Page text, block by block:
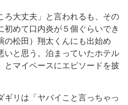
大丈夫」と言われるも、その
初めて口内炎が５個ぐらいでき
の松田）翔太くんにも出始め
いと思う。泊まっていたホテル
とマイペースにエピソードを披
リは「ヤバイこと言っちゃっ